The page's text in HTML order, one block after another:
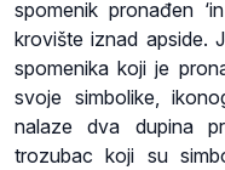
spomenik pronađen
krovište iznad apside.
spomenika koji je
svoje simbolike,
nalaze dva dupina
trozubac koji su